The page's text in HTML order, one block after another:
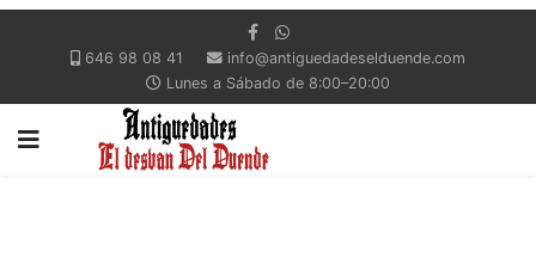
646 98 08 41
info@antiguedadeselduende.com
Lunes a Sábado de 8:00–20:00